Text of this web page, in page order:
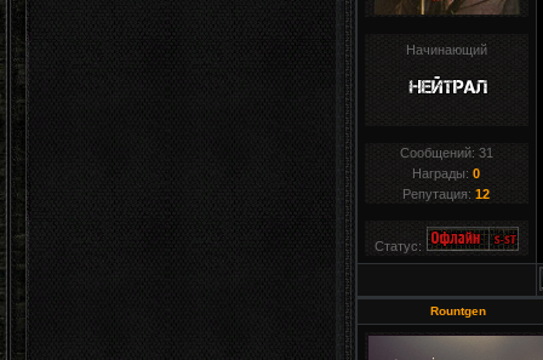
Начинающий
Сообщений: 31
Награды:0
Репутация:12
Статус:
Rountgen